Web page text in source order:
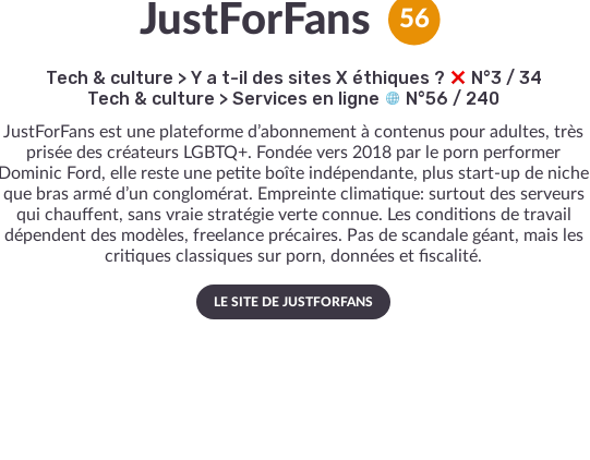
JustForFans 56
Tech & culture > Y a t-il des sites X éthiques ?
N°3 / 34
Tech & culture > Services en ligne N°56 / 240
JustForFans est une plateforme d’abonnement à contenus pour adultes, très
prisée des créateurs LGBTQ+. Fondée vers 2018 par le porn performer
Dominic Ford, elle reste une petite boîte indépendante, plus start-up de niche
que bras armé d’un conglomérat. Empreinte climatique: surtout des serveurs
qui chauffent, sans vraie stratégie verte connue. Les conditions de travail
dépendent des modèles, freelance précaires. Pas de scandale géant, mais les
critiques classiques sur porn, données et fiscalité.
LE SITE DE JUSTFORFANS